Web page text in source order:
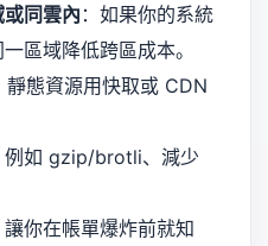
同雲內 ：如果你的系統
區域降低跨區成本。
靜態資源用快取或 CDN
例如 gzip/brotli、減少
你在帳單爆炸前就知